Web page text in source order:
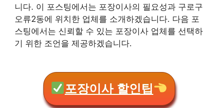
니다. 이 포스팅에서는 포장이사의 필요성과 구로구
오류2동에 위치한 업체를 소개하겠습니다. 다음 포
스팅에서는 신뢰할 수 있는 포장이사 업체를 선택하
기 위한 조언을 제공하겠습니다.
포장이사 할인팁